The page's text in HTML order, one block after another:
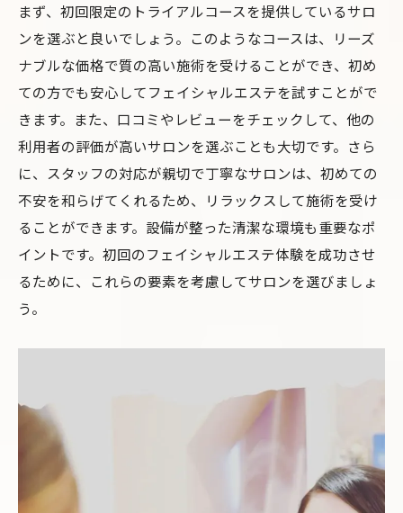
エステ後のフォローが充実しているサロン
フェイシャルエステ初体験熊本県内で選ばれる
理由
地元で愛されるサロンの魅力
初回限定の特別プランがあるサロン
口コミで人気の高い理由とは
安心して通えるアットホームな雰囲気
効果を実感した利用者の声
フェイシャルエステのリピート率が高い理
由
る方法
アンチエイジング効果のある施術
サロンで受ける定期的なメンテナンス
まず、初回限定のトライアルコースを提供しているサロ
ンを選ぶと良いでしょう。このようなコースは、リーズ
ナブルな価格で質の高い施術を受けることができ、初め
ての方でも安心してフェイシャルエステを試すことがで
きます。また、口コミやレビューをチェックして、他の
利用者の評価が高いサロンを選ぶことも大切です。さら
に、スタッフの対応が親切で丁寧なサロンは、初めての
不安を和らげてくれるため、リラックスして施術を受け
ることができます。設備が整った清潔な環境も重要なポ
イントです。初回のフェイシャルエステ体験を成功させ
るために、これらの要素を考慮してサロンを選びましょ
う。